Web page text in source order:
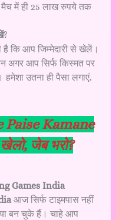
में ही 25 लाख रुपये तक
?
कि आप जिम्मेदारी से खेलें।
अगर आप सिर्फ किस्मत पर
उतना ही पैसा लगाएं,
Paise Kamane
जेब भरो?
Games India
आज सिर्फ टाइमपास नहीं
बन चुके हैं। चाहे आप